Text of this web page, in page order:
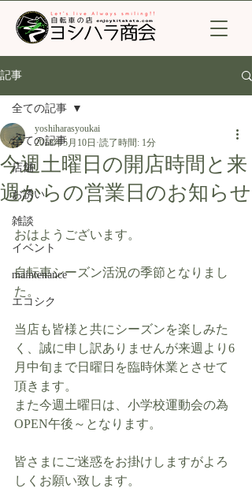
記事
全ての記事
店舗
お誘い
雑談
イベント
maintenance
エコシク
全ての記事
今週土曜日の開店時間と来
週からの営業日のお知らせ
yoshiharasyoukai
2018年5月10日 読了時間: 1分
おはようございます。
自転車シーズン活況の季節となりまし
た。
当店も皆様と共にシーズンを楽しみた
く、誠に申し訳ありませんが来週より6
月中旬まで日曜日を臨時休業とさせて
頂きます。
また今週土曜日は、小学校運動会の為
OPEN午後～となります。
皆さまにご迷惑をお掛けしますがよろ
しくお願い致します。